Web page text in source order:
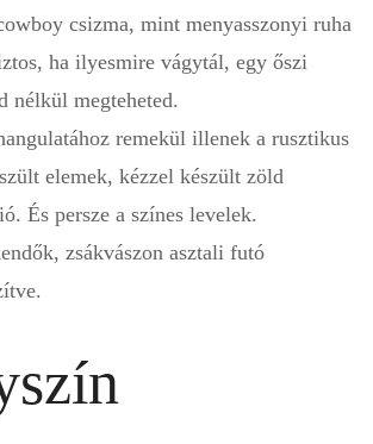
csizma, mint menyasszonyi ruha
ha ilyesmire vágytál, egy őszi
nélkül megteheted.
remekül illenek a rusztikus
elemek, kézzel készült zöld
És persze a színes levelek.
zsákvászon asztali futó